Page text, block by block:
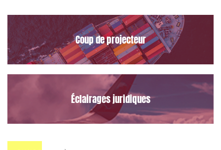
Coup de projecteur
Éclairages juridiques
Règlement des litiges
Droit du numérique, données et conformité
Relations sociales et droit du travail
Projets immobiliers
Environnement